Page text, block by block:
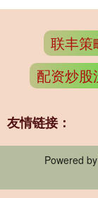
联丰策
配资炒股
友情链接：
Powered by